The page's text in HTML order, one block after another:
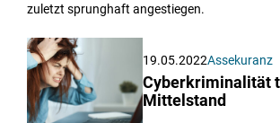
zuletzt sprunghaft angestiegen.
19.05.2022Assekuranz
Cyberkriminalität
Mittelstand